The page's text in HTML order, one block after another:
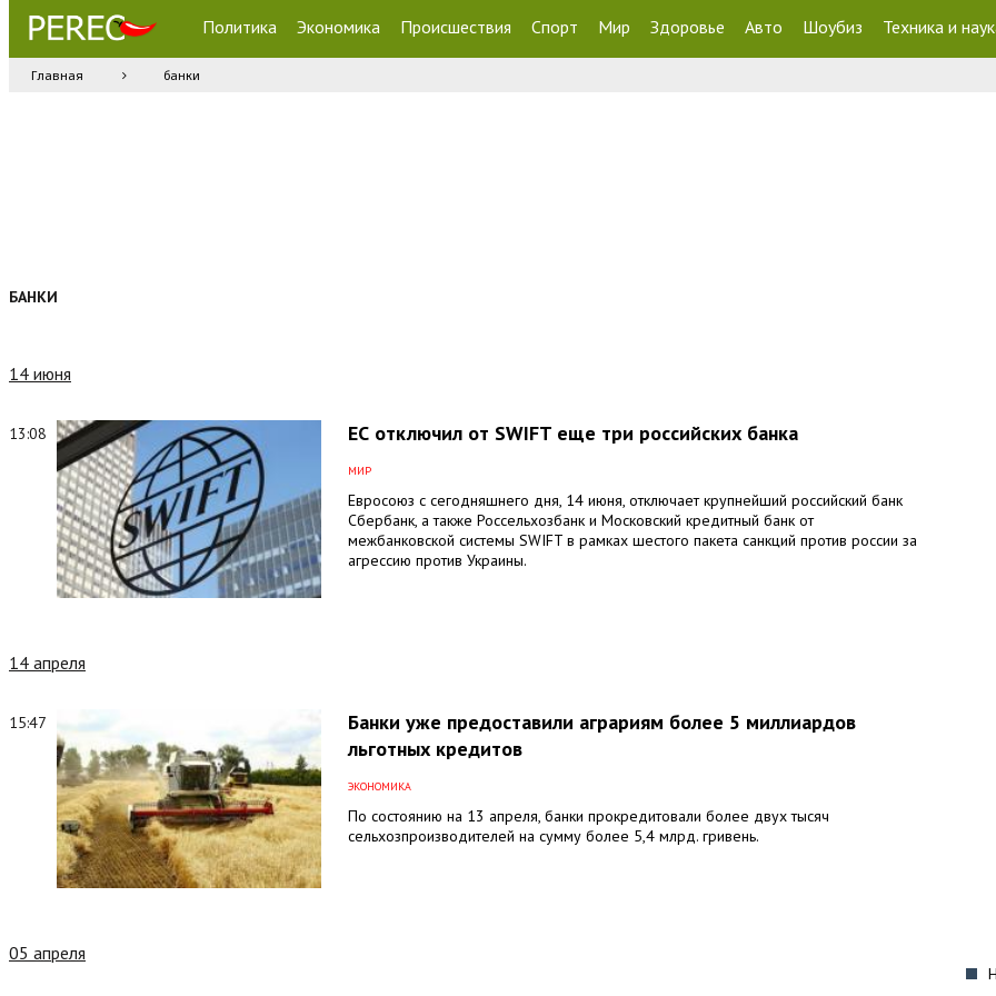
Политика Экономика Происшествия Спорт Мир Здоровье Авто Шоубиз Техника и
Главная банки
БАНКИ
14 июня
13:08 ЕС отключил от SWIFT еще три российских банка
МИР
Евросоюз с сегодняшнего дня, 14 июня, отключает крупнейший российский банк
Сбербанк, а также Россельхозбанк и Московский кредитный банк от
межбанковской системы SWIFT в рамках шестого пакета санкций против россии за
агрессию против Украины.
14 апреля
15:47
Банки уже предоставили аграриям более 5 миллиардов
льготных кредитов
ЭКОНОМИКА
По состоянию на 13 апреля, банки прокредитовали более двух тысяч
сельхозпроизводителей на сумму более 5,4 млрд. гривень.
05 апреля